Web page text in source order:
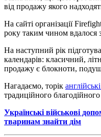
від продажу якого
На сайті організації
року таким чином вдалося
На наступний рік
календарів: класичний,
продажу є блокноти,
Нагадаємо, торік
традиційного
Українські військові
тваринам знайти дім